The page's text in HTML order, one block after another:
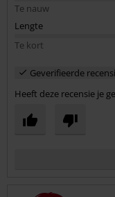
Te nauw
Lengte
Te kort
Geverifieerde
Heeft deze recensie je